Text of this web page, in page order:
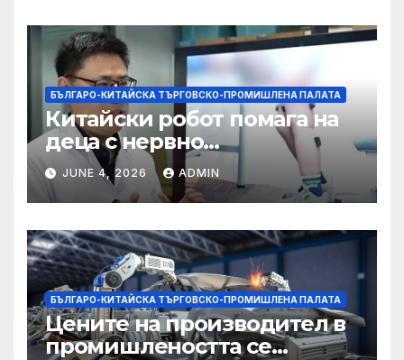
БЪЛГАРО-КИТАЙСКА ТЪРГОВСКО-ПРОМИШЛЕНА ПАЛАТА
Китайски робот помага на
деца с нервно
разстройство да се
изправят за първи път
JUNE 4, 2026 ADMIN
БЪЛГАРО-КИТАЙСКА ТЪРГОВСКО-ПРОМИШЛЕНА ПАЛАТА
Цените на производител в
промишлеността се